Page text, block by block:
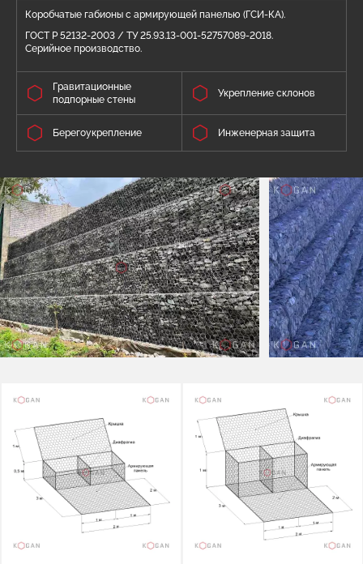
Коробчатые габионы с армирующей панелью (ГСИ-КА).
ГОСТ Р 52132-2003 / ТУ 25.93.13-001-52757089-2018.
Серийное производство.
Гравитационные
подпорные стены
Укрепление склонов
Берегоукрепление Инженерная защита